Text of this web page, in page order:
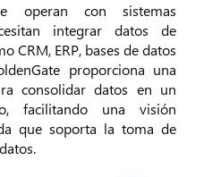
operan con sistemas
integrar datos de
CRM, ERP, bases de datos
proporciona una
consolidar datos en un
facilitando una visión
que soporta la toma de